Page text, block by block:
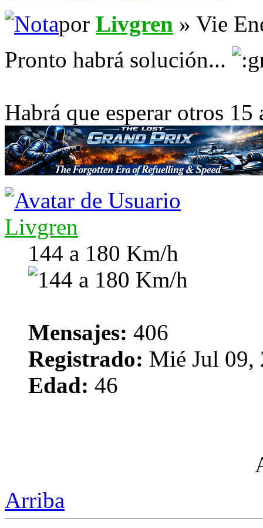
por Livgren » Vie
Pronto habrá solución...
Habrá que esperar otros
Livgren
144 a 180 Km/h
Mensajes: 406
Registrado: Mié Jul 09,
Edad: 46
Arriba